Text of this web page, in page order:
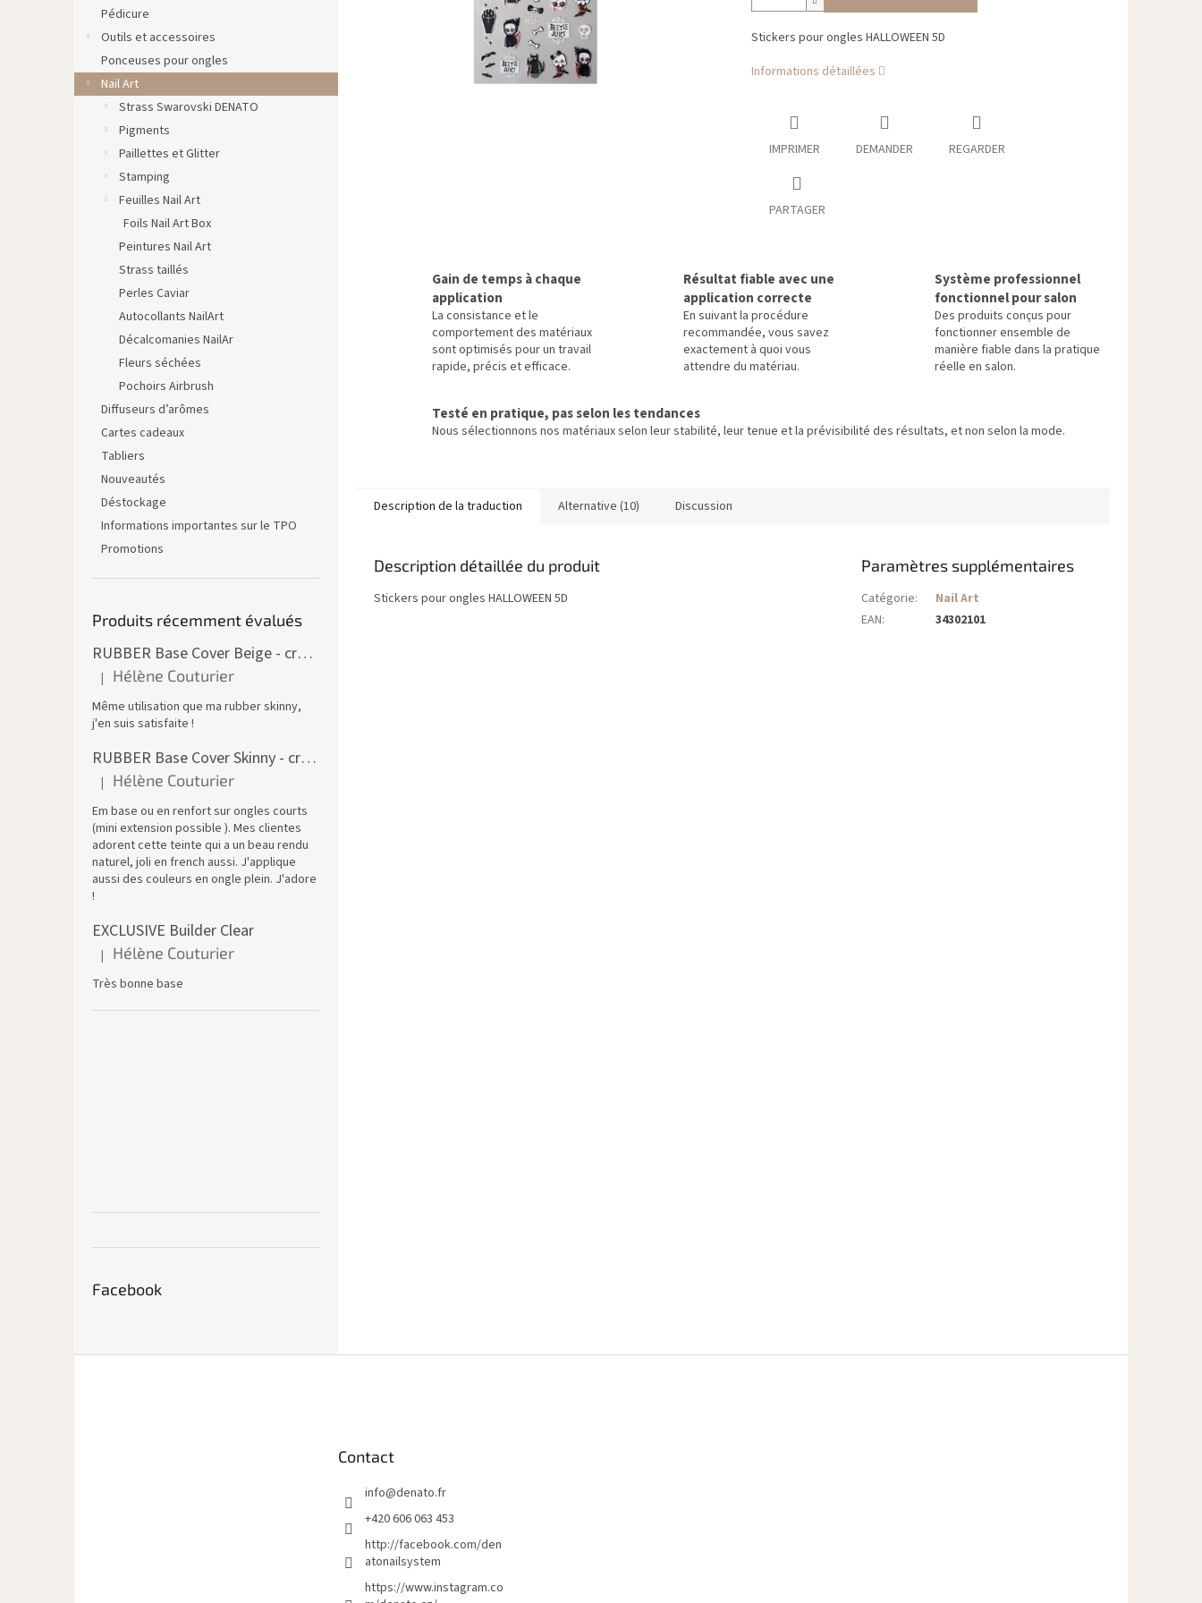
Pédicure
Outils et accessoires
Ponceuses pour ongles
Nail Art
Strass Swarovski DENATO
Pigments
Paillettes et Glitter
Stamping
Feuilles Nail Art
Foils Nail Art Box
Peintures Nail Art
Strass taillés
Perles Caviar
Autocollants NailArt
Décalcomanies NailAr
Fleurs séchées
Pochoirs Airbrush
Diffuseurs d’arômes
Cartes cadeaux
Tabliers
Nouveautés
Déstockage
Informations importantes sur le TPO
Promotions
Produits récemment évalués
RUBBER Base Cover Beige - creuset 30 ml
L'évaluation du produit est de 5 sur 5 étoiles.
| Hélène Couturier
Même utilisation que ma rubber skinny,
j'en suis satisfaite !
RUBBER Base Cover Skinny - creuset 30 g
L'évaluation du produit est de 5 sur 5 étoiles.
| Hélène Couturier
Em base ou en renfort sur ongles courts
(mini extension possible ). Mes clientes
adorent cette teinte qui a un beau rendu
naturel, joli en french aussi. J'applique
aussi des couleurs en ongle plein. J'adore
!
EXCLUSIVE Builder Clear
L'évaluation du produit est de 5 sur 5 étoiles.
| Hélène Couturier
Très bonne base
Facebook
Stickers pour ongles HALLOWEEN 5D
Informations détaillées
IMPRIMER DEMANDER REGARDER
PARTAGER
Gain de temps à chaque
application
La consistance et le
comportement des matériaux
sont optimisés pour un travail
rapide, précis et efficace.
Résultat fiable avec une
application correcte
En suivant la procédure
recommandée, vous savez
exactement à quoi vous
attendre du matériau.
Système professionnel
fonctionnel pour salon
Des produits conçus pour
fonctionner ensemble de
manière fiable dans la pratique
réelle en salon.
Testé en pratique, pas selon les tendances
Nous sélectionnons nos matériaux selon leur stabilité, leur tenue et la prévisibilité des résultats, et non selon la mode.
Description de la traduction Alternative (10) Discussion
Description détaillée du produit
Stickers pour ongles HALLOWEEN 5D
Paramètres supplémentaires
Catégorie:
Nail Art
EAN: 34302101
Contact
info@denato.fr
+420 606 063 453
http://facebook.com/den
atonailsystem
https://www.instagram.co